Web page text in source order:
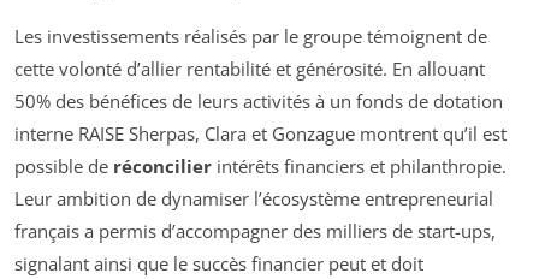
Les investissements réalisés par le groupe témoignent de
cette volonté d’allier rentabilité et générosité. En allouant
50% des bénéfices de leurs activités à un fonds de dotation
interne RAISE Sherpas, Clara et Gonzague montrent qu’il est
possible de réconcilier intérêts financiers et philanthropie.
Leur ambition de dynamiser l’écosystème entrepreneurial
français a permis d’accompagner des milliers de start-ups,
signalant ainsi que le succès financier peut et doit